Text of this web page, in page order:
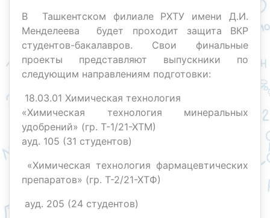
В Ташкентском филиале РХТУ имени Д.И.
Менделеева будет проходит защита ВКР
студентов-бакалавров. Свои финальные
проекты представляют выпускники по
следующим направлениям подготовки:
18.03.01 Химическая технология
«Химическая технология минеральных
удобрений» (гр. Т-1/21-ХТМ)
ауд. 105 (31 студентов)
«Химическая технология фармацевтических
препаратов» (гр. Т-2/21-ХТФ)
ауд. 205 (24 студентов)